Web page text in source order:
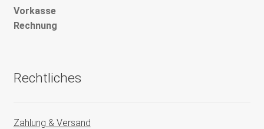
Vorkasse
Rechnung
Rechtliches
Zahlung & Versand